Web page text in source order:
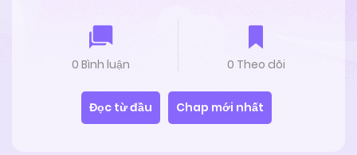
0 Bình luận 0 Theo dõi
Đọc từ đầu Chap mới nhất